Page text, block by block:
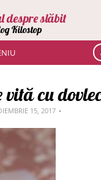
despre slăbit
Kilostop
vită cu
15, 2017